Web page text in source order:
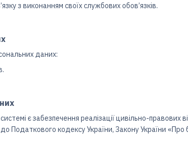
з виконанням своїх службових обов’язків.
даних:
є забезпечення реалізації цивільно-правових
Податкового кодексу України, Закону України «Про